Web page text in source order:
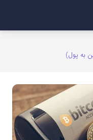
به پول)